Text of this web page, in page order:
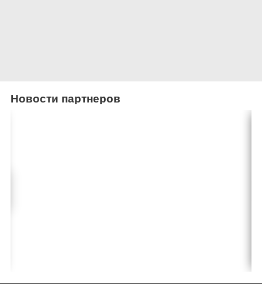
Новости партнеров